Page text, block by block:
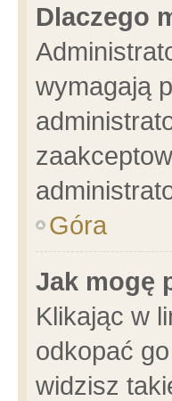
Dlaczego
wymagają
Góra
Jak mogę
Klikając w
odkopać
widzisz